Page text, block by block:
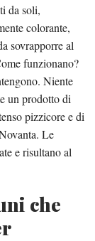
da soli,
colorante,
sovrapporre al
funzionano?
Niente
un prodotto di
pizzicore e di
Le
e risultano al
che